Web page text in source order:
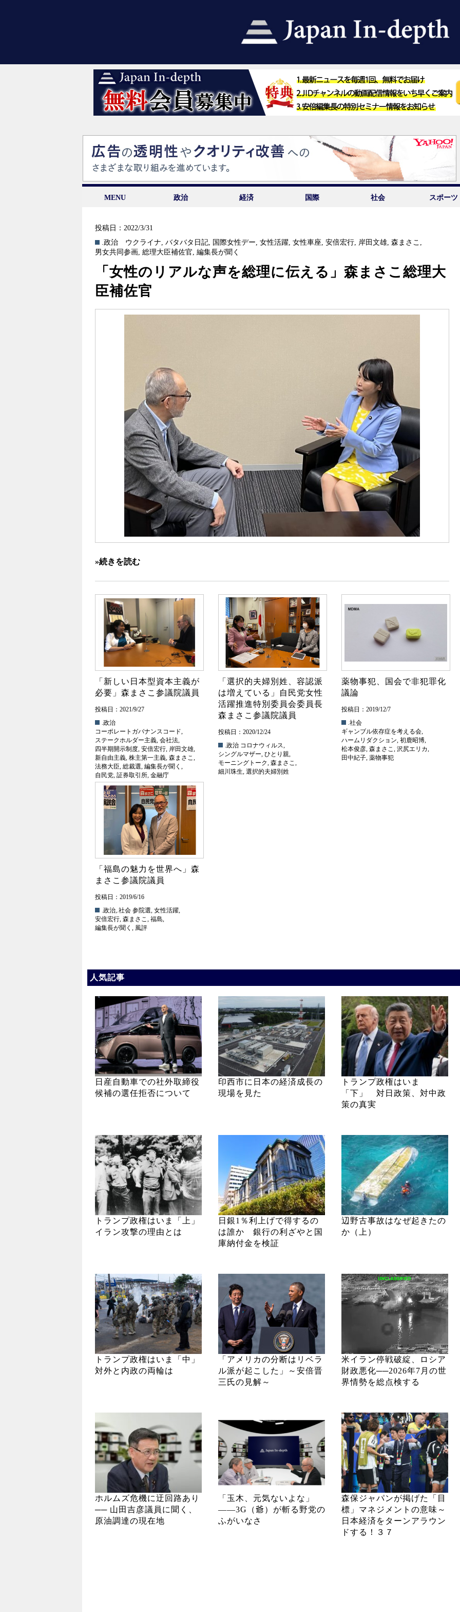
MENU 政治 経済 国際 社会 スポーツ
投稿日：2022/3/31
.政治
ウクライナ,バタバタ日記, 国際女性デー,女性活躍,女性車座,安倍宏行, 岸田文雄,森まさこ ,
男女共同参画, 総理大臣補佐官, 編集長が聞く
「女性のリアルな声を総理に伝える」森まさこ総理大
臣補佐官
»続きを読む
「新しい日本型資本主義が
必要」森まさこ参議院議員
投稿日：2021/9/27
.政治
コーポレートガバナンスコード,
ステークホルダー主義, 会社法,
四半期開示制度, 安倍宏行, 岸田文雄,
新自由主義, 株主第一主義, 森まさこ,
法務大臣, 総裁選, 編集長が聞く ,
自民党, 証券取引所, 金融庁
「選択的夫婦別姓、容認派
は増えている」自民党女性
活躍推進特別委員会委員長
森まさこ参議院議員
投稿日：2020/12/24
.政治 コロナウィルス,
シングルマザー, ひとり親,
モーニングトーク, 森まさこ,
細川珠生, 選択的夫婦別姓
薬物事犯、国会で非犯罪化
議論
投稿日：2019/12/7
.社会
ギャンブル依存症を考える会,
ハームリダクション, 初鹿昭博,
松本俊彦, 森まさこ, 沢尻エリカ,
田中紀子, 薬物事犯
「福島の魅力を世界へ」森
まさこ参議院議員
投稿日：2019/6/16
.政治,.社会 参院選, 女性活躍,
安倍宏行, 森まさこ, 福島,
編集長が聞く , 風評
人気記事
日産自動車での社外取締役
候補の選任拒否について
印西市に日本の経済成長の
現場を見た
トランプ政権はいま
「下」 対日政策、対中政
策の真実
トランプ政権はいま「上」
イラン攻撃の理由とは
日銀1％利上げで得するの
は誰か 銀行の利ざやと国
庫納付金を検証
辺野古事故はなぜ起きたの
か（上）
トランプ政権はいま「中」
対外と内政の両輪は
「アメリカの分断はリベラ
ル派が起こした」～安倍晋
三氏の見解～
米イラン停戦破綻、ロシア
財政悪化──2026年7月の世
界情勢を総点検する
ホルムズ危機に迂回路あり
── 山田吉彦議員に聞く、
原油調達の現在地
「玉木、元気ないよな」
――3G（爺）が斬る野党の
ふがいなさ
森保ジャパンが掲げた「目
標」マネジメントの意味～
日本経済をターンアラウン
ドする！３７